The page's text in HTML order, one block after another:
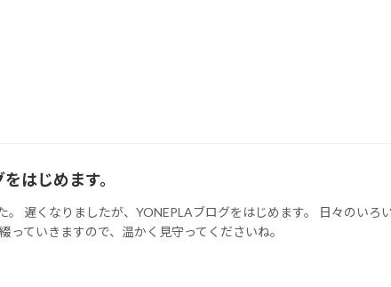
はじめます。
遅くなりましたが、YONEPLAブログをはじめます。 日々のいろ
っていきますので、温かく見守ってくださいね。